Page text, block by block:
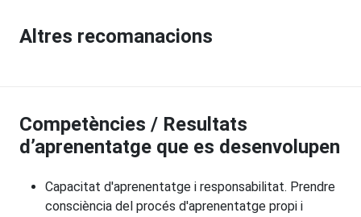
Altres recomanacions
Competències / Resultats
d’aprenentatge que es desenvolupen
Capacitat d'aprenentatge i responsabilitat. Prendre
consciència del procés d'aprenentatge propi i